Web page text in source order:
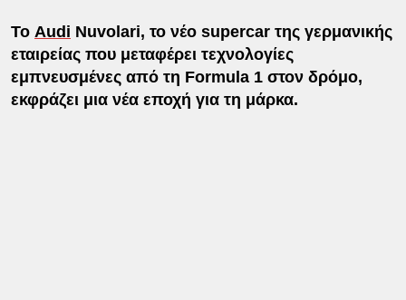
Το Audi Nuvolari, το νέο supercar της γερμανικής
εταιρείας που μεταφέρει τεχνολογίες
εμπνευσμένες από τη Formula 1 στον δρόμο,
εκφράζει μια νέα εποχή για τη μάρκα.